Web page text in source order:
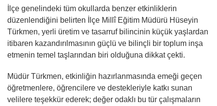
İlçe genelindeki tüm okullarda benzer etkinliklerin
düzenlendiğini belirten İlçe Millî Eğitim Müdürü Hüseyin
Türkmen, yerli üretim ve tasarruf bilincinin küçük yaşlardan
itibaren kazandırılmasının güçlü ve bilinçli bir toplum inşa
etmenin temel taşlarından biri olduğuna dikkat çekti.
Müdür Türkmen, etkinliğin hazırlanmasında emeği geçen
öğretmenlere, öğrencilere ve destekleriyle katkı sunan
velilere teşekkür ederek; değer odaklı bu tür çalışmaların